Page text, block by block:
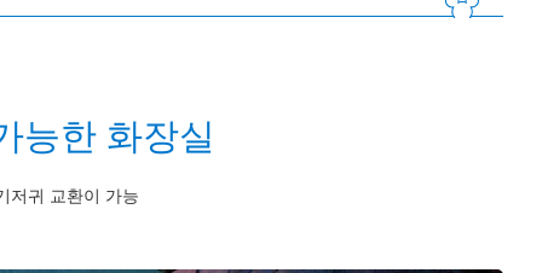
능한 화장실
저귀 교환이 가능